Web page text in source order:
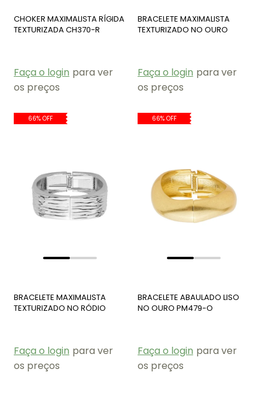
CHOKER MAXIMALISTA RÍGIDA
TEXTURIZADA CH370-R
Faça o login para ver
os preços
BRACELETE MAXIMALISTA
TEXTURIZADO NO OURO
Faça o login para ver
os preços
66% OFF
BRACELETE MAXIMALISTA
TEXTURIZADO NO RÓDIO
Faça o login para ver
os preços
66% OFF
BRACELETE ABAULADO LISO
NO OURO PM479-O
Faça o login para ver
os preços